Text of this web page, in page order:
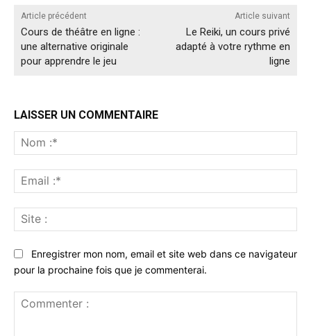
Article précédent
Cours de théâtre en ligne :
une alternative originale
pour apprendre le jeu
Article suivant
Le Reiki, un cours privé
adapté à votre rythme en
ligne
LAISSER UN COMMENTAIRE
:*
:*
:
Enregistrer mon nom, email et site web dans ce navigateur
pour la prochaine fois que je commenterai.